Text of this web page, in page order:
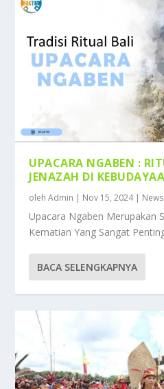
UPACARA NGABEN :
JENAZAH DI
olehAdmin | Nov 15, 2024| News
Upacara Ngaben Merupakan
Kematian Yang Sangat
BACA SELENGKAPNYA